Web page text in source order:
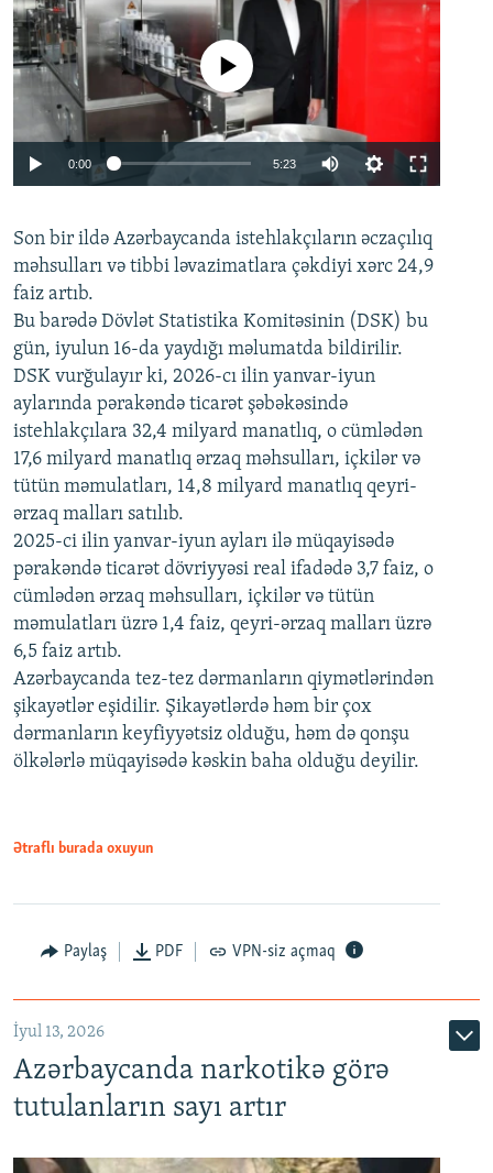
Auto 240p 360p 480p
720p 1080p
No media source currently available
0:00 5:23
360p
480p
720p
1080p
Son bir ildə Azərbaycanda istehlakçıların əczaçılıq
məhsulları və tibbi ləvazimatlara çəkdiyi xərc 24,9
faiz artıb.
Bu barədə Dövlət Statistika Komitəsinin (DSK) bu
gün, iyulun 16-da yaydığı məlumatda bildirilir.
DSK vurğulayır ki, 2026-cı ilin yanvar-iyun
aylarında pərakəndə ticarət şəbəkəsində
istehlakçılara 32,4 milyard manatlıq, o cümlədən
17,6 milyard manatlıq ərzaq məhsulları, içkilər və
tütün məmulatları, 14,8 milyard manatlıq qeyri-
ərzaq malları satılıb.
2025-ci ilin yanvar-iyun ayları ilə müqayisədə
pərakəndə ticarət dövriyyəsi real ifadədə 3,7 faiz, o
cümlədən ərzaq məhsulları, içkilər və tütün
məmulatları üzrə 1,4 faiz, qeyri-ərzaq malları üzrə
6,5 faiz artıb.
Azərbaycanda tez-tez dərmanların qiymətlərindən
şikayətlər eşidilir. Şikayətlərdə həm bir çox
dərmanların keyfiyyətsiz olduğu, həm də qonşu
ölkələrlə müqayisədə kəskin baha olduğu deyilir.
Ətraflı burada oxuyun
Paylaş PDF VPN-siz açmaq
İyul 13, 2026
Azərbaycanda narkotikə görə
tutulanların sayı artır